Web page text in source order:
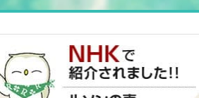
行
の遂行に必要な個人情報が頂けない場
なくなりますのでその旨ご了承くださ